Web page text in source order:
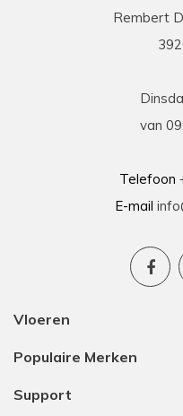
Rembert
van
Telefoon
E-mail
Vloeren
Populaire Merken
Support